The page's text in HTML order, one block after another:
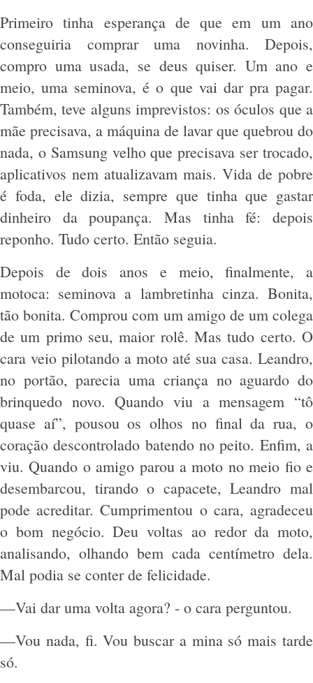
Primeiro tinha esperança de que em um ano
conseguiria comprar uma novinha. Depois,
compro uma usada, se deus quiser. Um ano e
meio, uma seminova, é o que vai dar pra pagar.
Também, teve alguns imprevistos: os óculos que a
mãe precisava, a máquina de lavar que quebrou do
nada, o Samsung velho que precisava ser trocado,
aplicativos nem atualizavam mais. Vida de pobre
é foda, ele dizia, sempre que tinha que gastar
dinheiro da poupança. Mas tinha fé: depois
reponho. Tudo certo. Então seguia.
Depois de dois anos e meio, finalmente, a
motoca: seminova a lambretinha cinza. Bonita,
tão bonita. Comprou com um amigo de um colega
de um primo seu, maior rolê. Mas tudo certo. O
cara veio pilotando a moto até sua casa. Leandro,
no portão, parecia uma criança no aguardo do
brinquedo novo. Quando viu a mensagem “tô
quase aí”, pousou os olhos no final da rua, o
coração descontrolado batendo no peito. Enfim, a
viu. Quando o amigo parou a moto no meio fio e
desembarcou, tirando o capacete, Leandro mal
pode acreditar. Cumprimentou o cara, agradeceu
o bom negócio. Deu voltas ao redor da moto,
analisando, olhando bem cada centímetro dela.
Mal podia se conter de felicidade.
—Vai dar uma volta agora? - o cara perguntou.
—Vou nada, fi. Vou buscar a mina só mais tarde
só.